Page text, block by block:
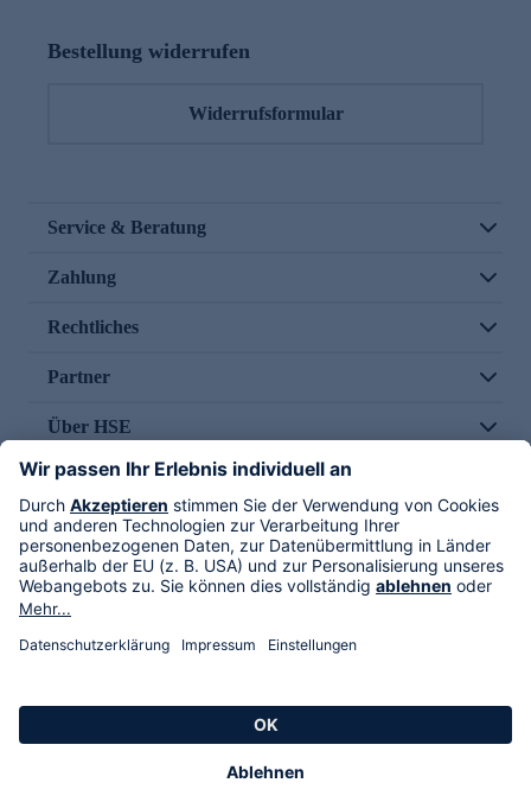
Bestellung widerrufen
Widerrufsformular
Service & Beratung
Zahlung
Rechtliches
Partner
Über HSE
Im TV
HSE International